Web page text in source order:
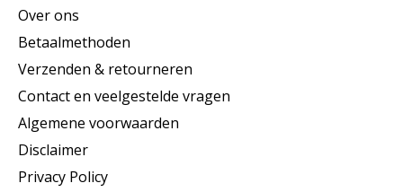
Over ons
Betaalmethoden
Verzenden & retourneren
Contact en veelgestelde vragen
Algemene voorwaarden
Disclaimer
Privacy Policy